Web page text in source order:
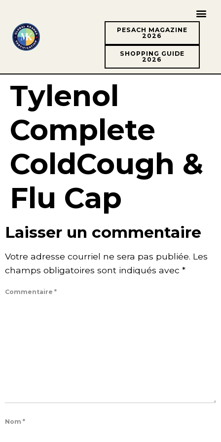
PESACH MAGAZINE
2026
SHOPPING GUIDE
2026
Tylenol
Complete
ColdCough &
Flu Cap
Laisser un commentaire
Votre adresse courriel ne sera pas publiée. Les
champs obligatoires sont indiqués avec *
Commentaire *
Nom *